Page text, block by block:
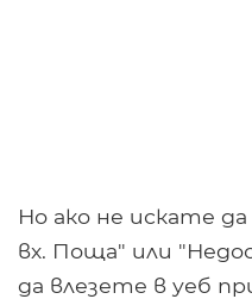
Но ако не искате
вх. Поща" или
да влезете в уеб